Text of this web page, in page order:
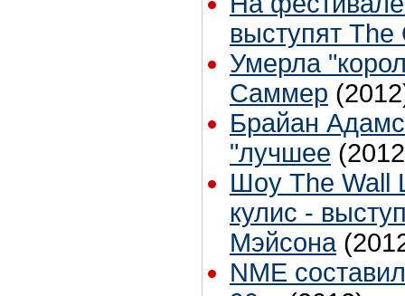
выступят The
Умерла
Саммер
Брайан
"лучшее
Шоу The Wall
кулис -
Мэйсона
NME